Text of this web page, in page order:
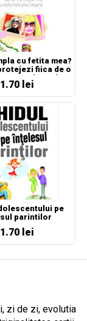
cu fetita mea?
fiica de o
prea timpurie
lei
pe
parintilor
lei
zi de zi, evolutia